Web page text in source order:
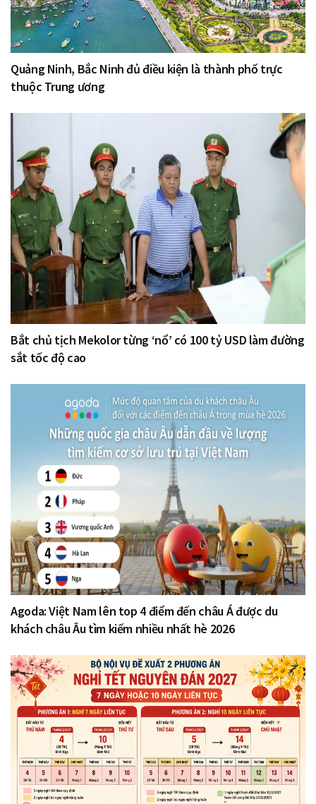
Quảng Ninh, Bắc Ninh đủ điều kiện là thành phố trực
thuộc Trung ương
Bắt chủ tịch Mekolor từng ‘nổ’ có 100 tỷ USD làm đường
sắt tốc độ cao
Agoda: Việt Nam lên top 4 điểm đến châu Á được du
khách châu Âu tìm kiếm nhiều nhất hè 2026